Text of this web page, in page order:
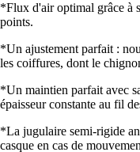
*Flux d'air optimal grâce à
points.
*Un ajustement parfait :
les coiffures, dont le
*Un maintien parfait avec
épaisseur constante au fil
*La jugulaire semi-rigide
casque en cas de